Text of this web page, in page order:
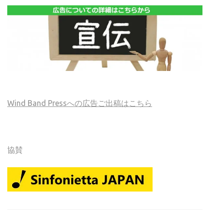
Wind Band Pressへの広告ご出稿はこちら
協賛